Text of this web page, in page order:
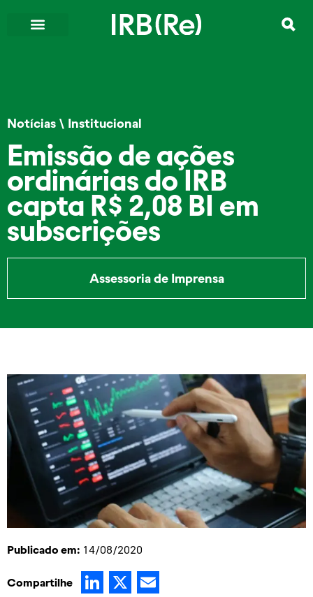
Notícias \ Institucional
Emissão de ações
ordinárias do IRB
capta R$ 2,08 BI em
subscrições
Assessoria de Imprensa
Publicado em: 14/08/2020
Compartilhe LinkedIn
X